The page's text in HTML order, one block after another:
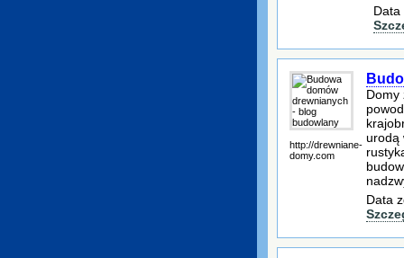
Data
http://drewniane-
domy.com
Domy
urodą
Data